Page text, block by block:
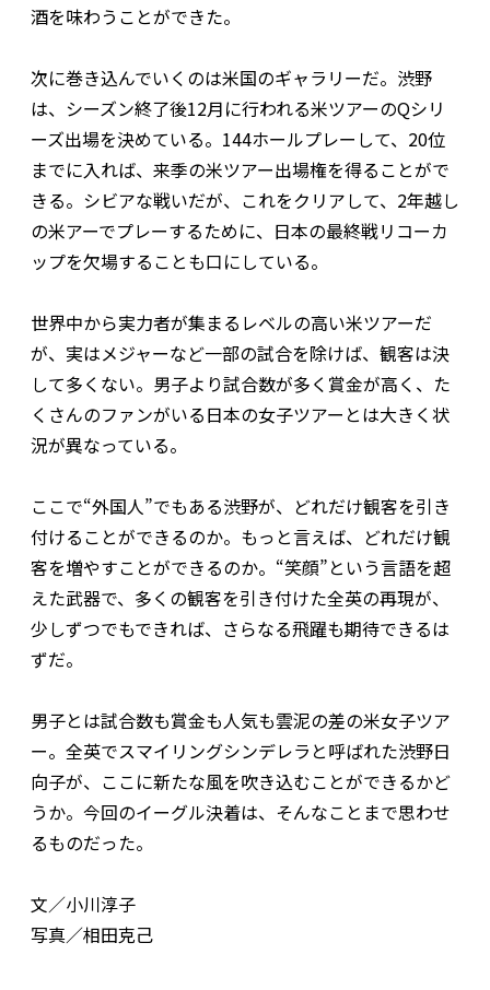
酒を味わうことができた。
次に巻き込んでいくのは米国のギャラリーだ。渋野
は、シーズン終了後12月に行われる米ツアーのQシリ
ーズ出場を決めている。144ホールプレーして、20位
までに入れば、来季の米ツアー出場権を得ることがで
きる。シビアな戦いだが、これをクリアして、2年越し
の米アーでプレーするために、日本の最終戦リコーカ
ップを欠場することも口にしている。
世界中から実力者が集まるレベルの高い米ツアーだ
が、実はメジャーなど一部の試合を除けば、観客は決
して多くない。男子より試合数が多く賞金が高く、た
くさんのファンがいる日本の女子ツアーとは大きく状
況が異なっている。
ここで“外国人”でもある渋野が、どれだけ観客を引き
付けることができるのか。もっと言えば、どれだけ観
客を増やすことができるのか。“笑顔”という言語を超
えた武器で、多くの観客を引き付けた全英の再現が、
少しずつでもできれば、さらなる飛躍も期待できるは
ずだ。
男子とは試合数も賞金も人気も雲泥の差の米女子ツア
ー。全英でスマイリングシンデレラと呼ばれた渋野日
向子が、ここに新たな風を吹き込むことができるかど
うか。今回のイーグル決着は、そんなことまで思わせ
るものだった。
文／小川淳子
写真／相田克己